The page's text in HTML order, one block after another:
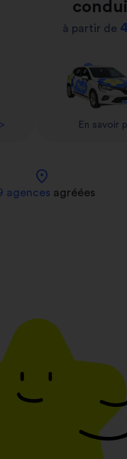
>
à partir de
En savoir
location_on
agences agréées